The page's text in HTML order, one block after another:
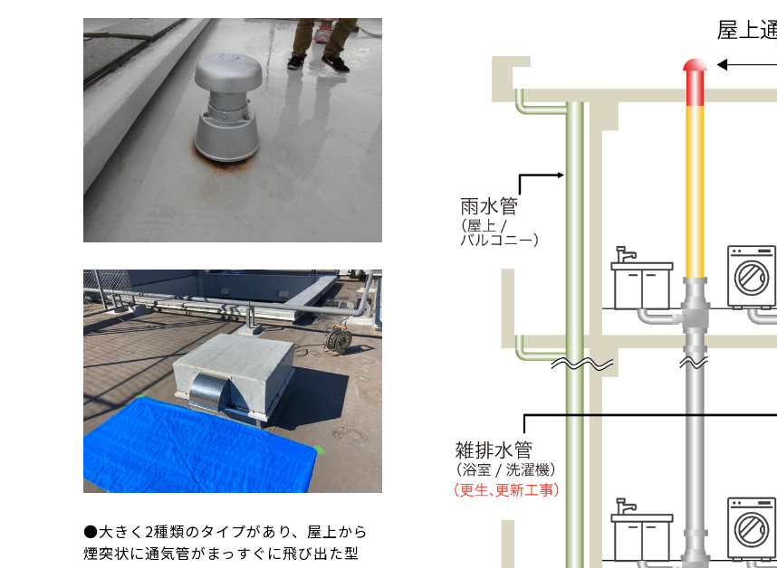
●大きく2種類のタイプがあり、屋上から
煙突状に通気管がまっすぐに飛び出た型